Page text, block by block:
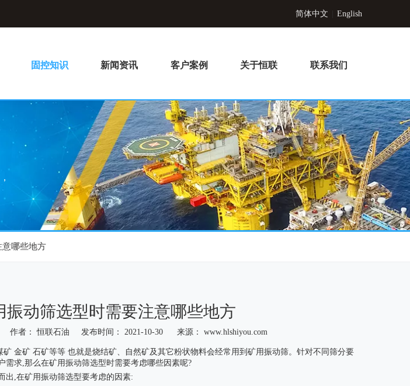
简体中文 English
固控知识 新闻资讯 客户案例 关于恒联 联系我们
哪些地方
振动筛选型时需要注意哪些地方
作者： 恒联石油 发布时间： 2021-10-30 来源： www.hlshiyou.com
矿 金矿 石矿等等 也就是烧结矿、自然矿及其它粉状物料会经常用到矿用振动筛。针对不同筛分要
需求,那么在矿用振动筛选型时需要考虑哪些因素呢?
出,在矿用振动筛选型要考虑的因素: